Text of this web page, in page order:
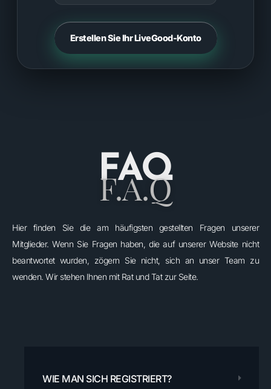
Erstellen Sie Ihr LiveGood-Konto
FAQ
F.A.Q
Hier finden Sie die am häufigsten gestellten Fragen unserer
Mitglieder. Wenn Sie Fragen haben, die auf unserer Website nicht
beantwortet wurden, zögern Sie nicht, sich an unser Team zu
wenden. Wir stehen Ihnen mit Rat und Tat zur Seite.
WIE MAN SICH REGISTRIERT?